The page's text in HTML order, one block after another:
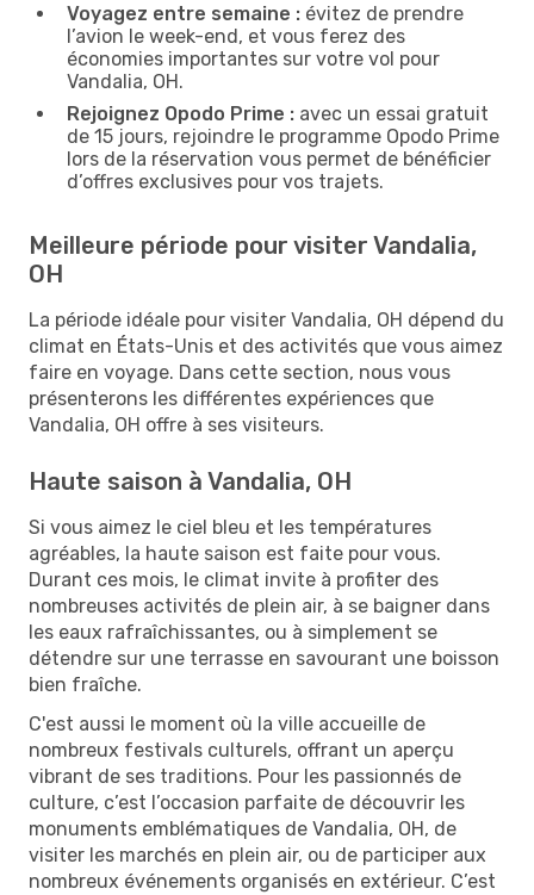
Voyagez entre semaine : évitez de prendre
l’avion le week-end, et vous ferez des
économies importantes sur votre vol pour
Vandalia, OH.
Rejoignez Opodo Prime : avec un essai gratuit
de 15 jours, rejoindre le programme Opodo Prime
lors de la réservation vous permet de bénéficier
d’offres exclusives pour vos trajets.
Meilleure période pour visiter Vandalia,
OH
La période idéale pour visiter Vandalia, OH dépend du
climat en États-Unis et des activités que vous aimez
faire en voyage. Dans cette section, nous vous
présenterons les différentes expériences que
Vandalia, OH offre à ses visiteurs.
Haute saison à Vandalia, OH
Si vous aimez le ciel bleu et les températures
agréables, la haute saison est faite pour vous.
Durant ces mois, le climat invite à profiter des
nombreuses activités de plein air, à se baigner dans
les eaux rafraîchissantes, ou à simplement se
détendre sur une terrasse en savourant une boisson
bien fraîche.
C'est aussi le moment où la ville accueille de
nombreux festivals culturels, offrant un aperçu
vibrant de ses traditions. Pour les passionnés de
culture, c’est l’occasion parfaite de découvrir les
monuments emblématiques de Vandalia, OH, de
visiter les marchés en plein air, ou de participer aux
nombreux événements organisés en extérieur. C’est